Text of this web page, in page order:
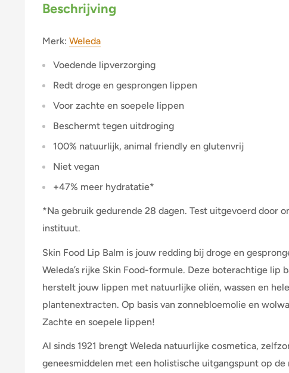
Beschrijving
Merk: Weleda
Voedende lipverzorging
Redt droge en gesprongen lippen
Voor zachte en soepele lippen
Beschermt tegen uitdroging
100% natuurlijk, animal friendly en glutenvrij
Niet vegan
+47% meer hydratatie*
*Na gebruik gedurende 28 dagen. Test uitgevoerd door
instituut.
Skin Food Lip Balm is jouw redding bij droge en
Weleda’s rijke Skin Food-formule. Deze boterachtige lip
herstelt jouw lippen met natuurlijke oliën, wassen en
plantenextracten. Op basis van zonnebloemolie en
Zachte en soepele lippen!
Al sinds 1921 brengt Weleda natuurlijke cosmetica,
geneesmiddelen met een holistische uitgangspunt op